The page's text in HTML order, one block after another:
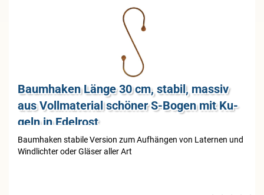
Baum­ha­ken Länge 30 cm, sta­bil, mas­siv
aus Voll­ma­te­ri­al schö­ner S-​Bogen mit Ku­
geln in Edel­rost
Baum­ha­ken sta­bi­le Ver­si­on zum Auf­hän­gen von La­ter­nen und
Wind­lich­ter oder Glä­ser aller Art